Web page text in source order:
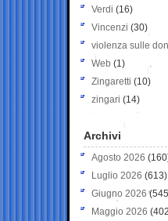
Verdi (16)
Vincenzi (30)
violenza sulle
Web (1)
Zingaretti (10)
zingari (14)
Archivi
Agosto 2026
Luglio 2026 (613)
Giugno 2026
Maggio 2026